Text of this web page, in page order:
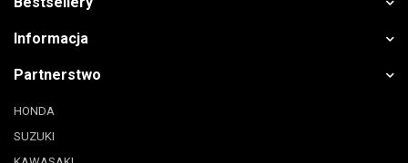
Informacja
Partnerstwo
HONDA
SUZUKI